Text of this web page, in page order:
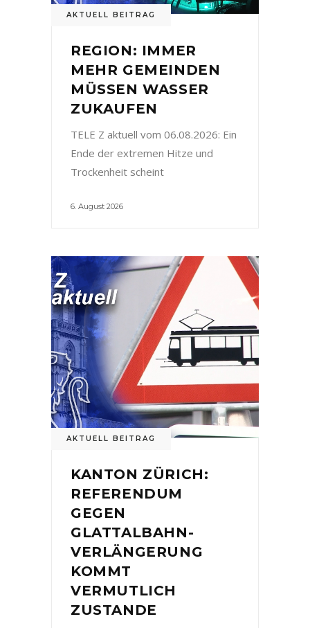
AKTUELL BEITRAG
REGION: IMMER
MEHR GEMEINDEN
MÜSSEN WASSER
ZUKAUFEN
TELE Z aktuell vom 06.08.2026: Ein
Ende der extremen Hitze und
Trockenheit scheint
6. August 2026
AKTUELL BEITRAG
KANTON ZÜRICH:
REFERENDUM
GEGEN
GLATTALBAHN-
VERLÄNGERUNG
KOMMT
VERMUTLICH
ZUSTANDE